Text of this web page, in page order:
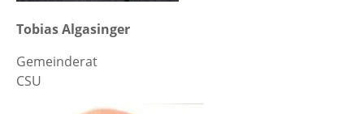
Tobias Algasinger
Gemeinderat
CSU